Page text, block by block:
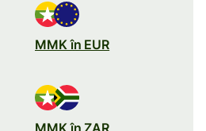
MMK în EUR
MMK în ZAR